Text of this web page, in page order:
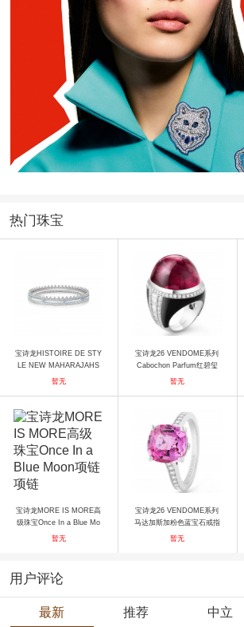
热门珠宝
宝诗龙HISTOIRE DE STY
LE NEW MAHARAJAHS
New Churiyans手镯3 手镯
暂无
宝诗龙26 VENDOME系列
Cabochon Parfum红碧玺
戒指 戒指
暂无
宝诗龙MORE IS MORE高
级珠宝Once In a Blue Mo
on项链 项链
暂无
宝诗龙26 VENDOME系列
马达加斯加粉色蓝宝石戒指
戒指
暂无
用户评论
最新 推荐 中立